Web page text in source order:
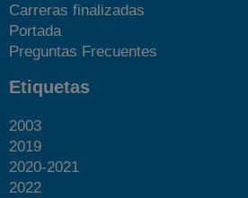
Carreras finalizadas
Portada
Preguntas Frecuentes
Etiquetas
2003
2019
2020-2021
2022